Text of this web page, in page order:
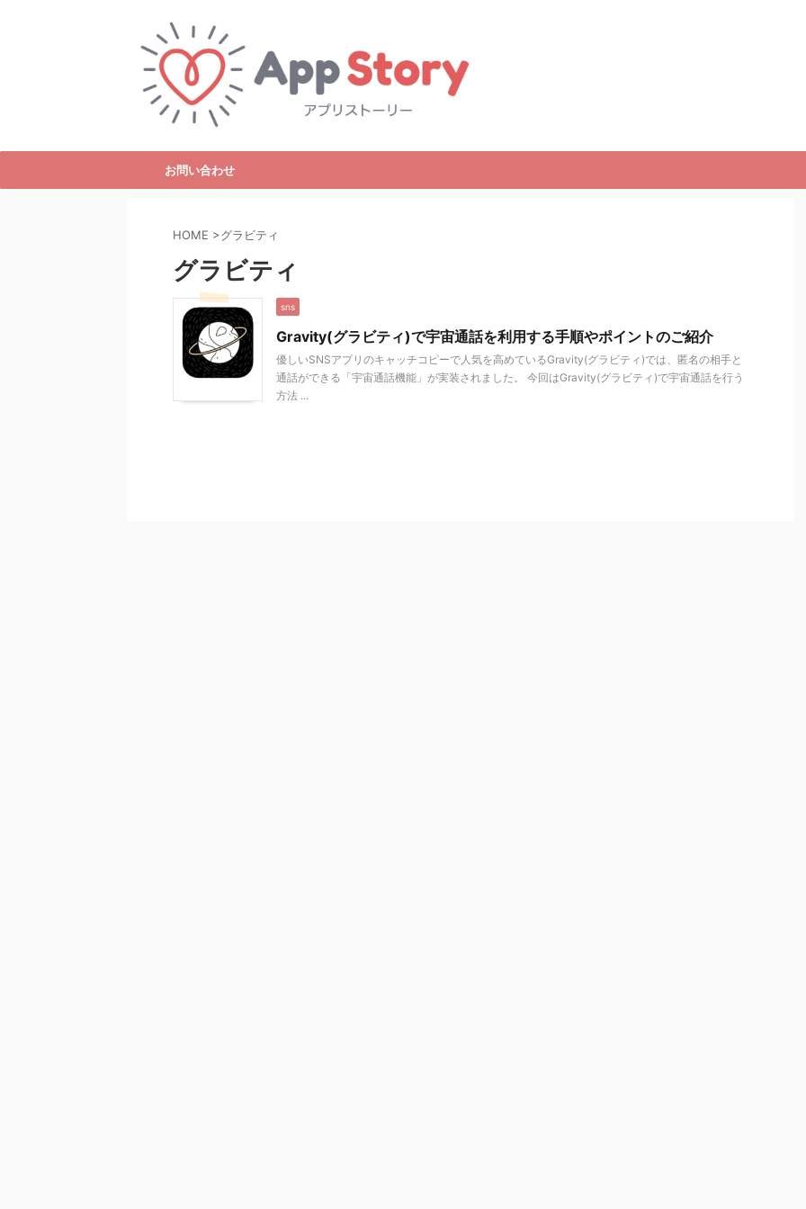
お問い合わせ
HOME >グラビティ
グラビティ
sns
Gravity(グラビティ)で宇宙通話を利用する手順やポイントのご紹介
優しいSNSアプリのキャッチコピーで人気を高めているGravity(グラビティ)では、匿名の相手と
通話ができる「宇宙通話機能」が実装されました。 今回はGravity(グラビティ)で宇宙通話を行う
方法 ...